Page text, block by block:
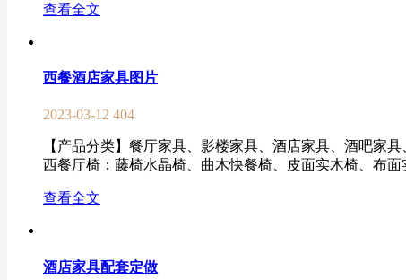
查看全文
西餐酒店家具图片
2023-03-12 404
【产品分类】餐厅家具、影楼家具、酒店家具、酒吧家
西餐厅椅：藤椅水晶椅、曲木快餐椅、皮面实木椅、布
查看全文
酒店家具配套定做